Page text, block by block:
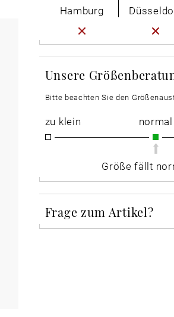
Hamburg
Unsere
Bitte beachten Sie den
zu klein normal
Größe fällt
Frage zum Artikel?